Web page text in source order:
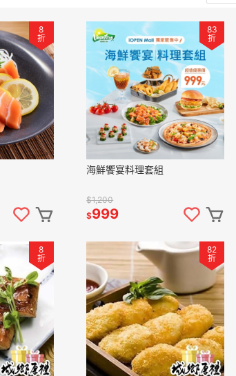
8
折
83
折
海鮮饗宴料理套組
$1,200
$999
8
折
82
折